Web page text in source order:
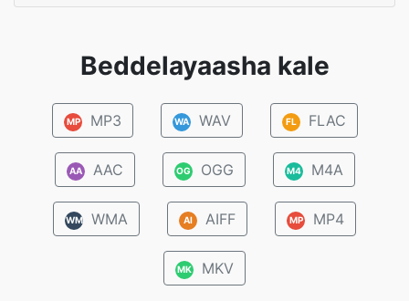
Beddelayaasha kale
MP MP3 WA WAV FL FLAC
AA AAC OG OGG M4 M4A
WM WMA AI AIFF MP MP4
MK MKV